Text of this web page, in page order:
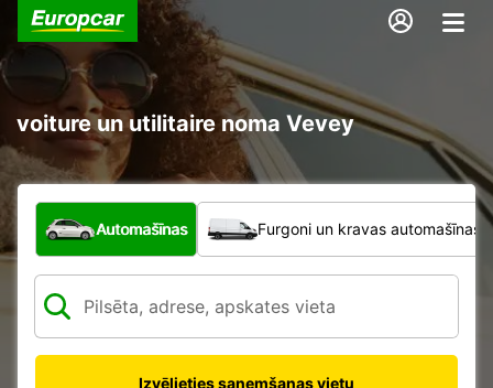
voiture un utilitaire noma Vevey
Kāda veida transportlīdzeklis?
Automašīnas Furgoni un kravas automašīnas
Izvēlieties saņemšanas vietu